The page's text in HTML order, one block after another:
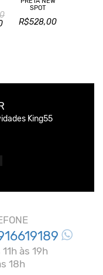
SPOT
R$528,00
King55
às 19h
18h